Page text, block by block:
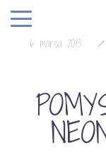
6 marca 2013